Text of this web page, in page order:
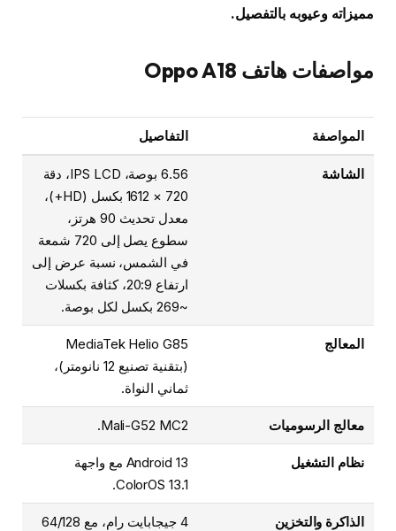
مميزاته وعيوبه بالتفصيل.​
مواصفات هاتف Oppo A18
المواصفة التفاصيل
الشاشة
6.56 بوصة، IPS LCD، دقة
720 × 1612 بكسل (HD+)،
معدل تحديث 90 هرتز،
سطوع يصل إلى 720 شمعة
في الشمس، نسبة عرض إلى
ارتفاع 20:9، كثافة بكسلات
~269 بكسل لكل بوصة.
المعالج
MediaTek Helio G85
(بتقنية تصنيع 12 نانومتر)،
ثماني النواة.
معالج الرسوميات Mali-G52 MC2.
نظام التشغيل
Android 13 مع واجهة
ColorOS 13.1.
الذاكرة والتخزين
4 جيجابايت رام، مع 64/128